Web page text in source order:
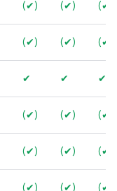
(✔) (✔) (✔)
(✔) (✔) (✔)
✔ ✔ ✔
(✔) (✔) (✔)
(✔) (✔) (✔)
(✔) (✔) (✔)